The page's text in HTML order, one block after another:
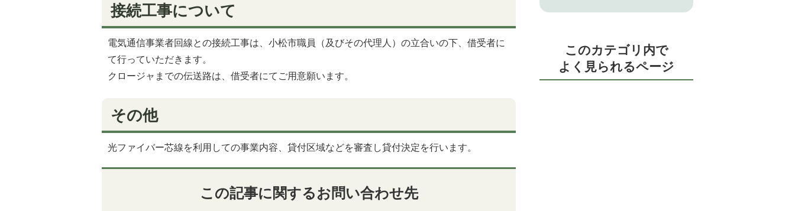
接続工事について
電気通信事業者回線との接続工事は、小松市職員（及びその代理人）の立合いの下、借受者に
て行っていただきます。
クロージャまでの伝送路は、借受者にてご用意願います。
その他
光ファイバー芯線を利用しての事業内容、貸付区域などを審査し貸付決定を行います。
この記事に関するお問い合わせ先
このカテゴリ内で
よく見られるページ